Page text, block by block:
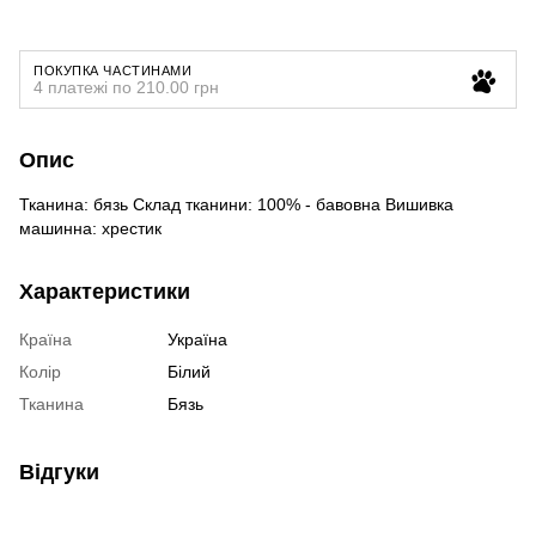
ПОКУПКА ЧАСТИНАМИ
4 платежі по 210.00 грн
Опис
Тканина: бязь Склад тканини: 100% - бавовна Вишивка
машинна: хрестик
Характеристики
Країна
Україна
Колір
Білий
Тканина
Бязь
Відгуки